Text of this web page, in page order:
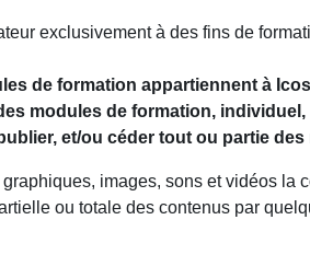
exclusivement à des fins de
de formation appartiennent à
modules de formation,
et/ou céder tout ou partie
images, sons et vidéos
ou totale des contenus par